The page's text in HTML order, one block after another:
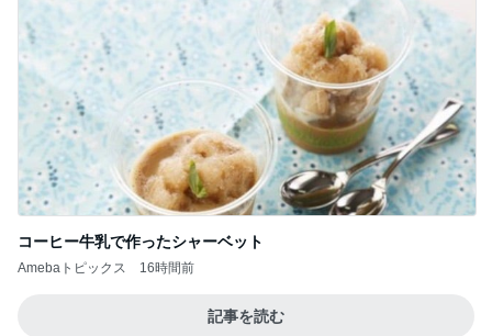
コーヒー牛乳で作ったシャーベット
Amebaトピックス 16時間前
記事を読む